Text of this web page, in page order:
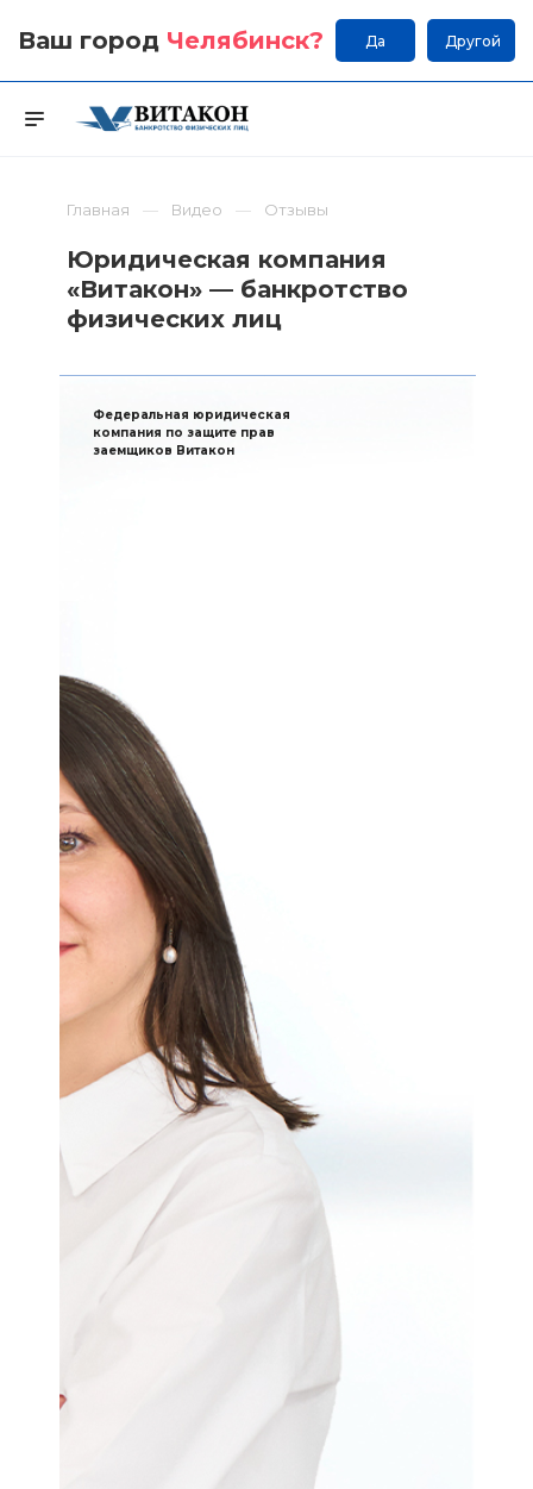
Ваш город Челябинск? Да Другой
Главная Видео Отзывы
Юридическая компания
«Витакон» — банкротство
физических лиц
Федеральная юридическая
компания по защите прав
заемщиков Витакон